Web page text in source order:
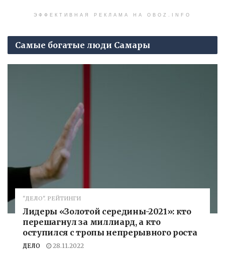
ЭФФЕКТИВНАЯ РЕКЛАМА НА OBOZ.INFO
Самые богатые люди Самары
"ДЕЛО". РЕЙТИНГИ
Лидеры «Золотой середины-2021»: кто
перешагнул за миллиард, а кто
оступился с тропы непрерывного роста
ДЕЛО 28.11.2022